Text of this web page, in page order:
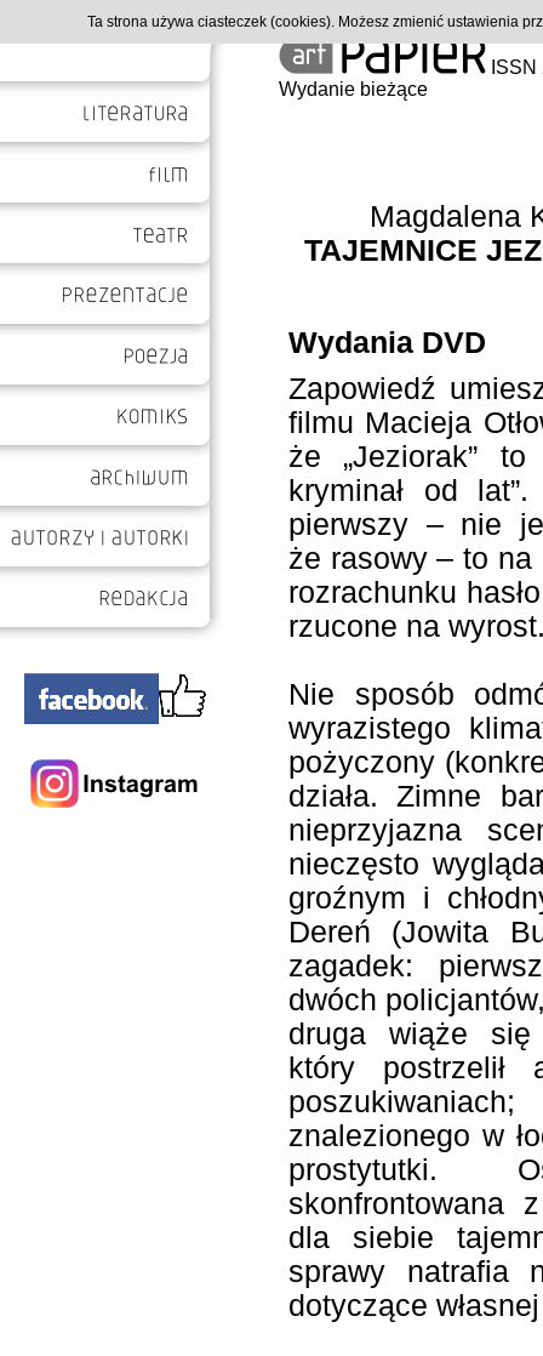
Wydanie bieżące
Magdalena
TAJEMNICE
Wydania DVD
Zapowiedź
filmu Macieja
że „Jeziorak” to
kryminał od
pierwszy – nie
że rasowy – to
rozrachunku
rzucone na
Nie sposób
wyrazistego
pożyczony
działa. Zimne
nieprzyjazna
nieczęsto
groźnym i
Dereń (Jowita
zagadek:
dwóch
druga wiąże się
który postrzelił
znalezionego w
prostytutki.
skonfrontowana
dla siebie
sprawy natrafia
dotyczące
Ta strona używa ciasteczek (cookies). Możesz zmienić ustawienia